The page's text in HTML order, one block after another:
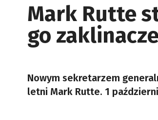
Mark Rutte
go
Nowym sekretarzem
letni Mark Rutte. 1